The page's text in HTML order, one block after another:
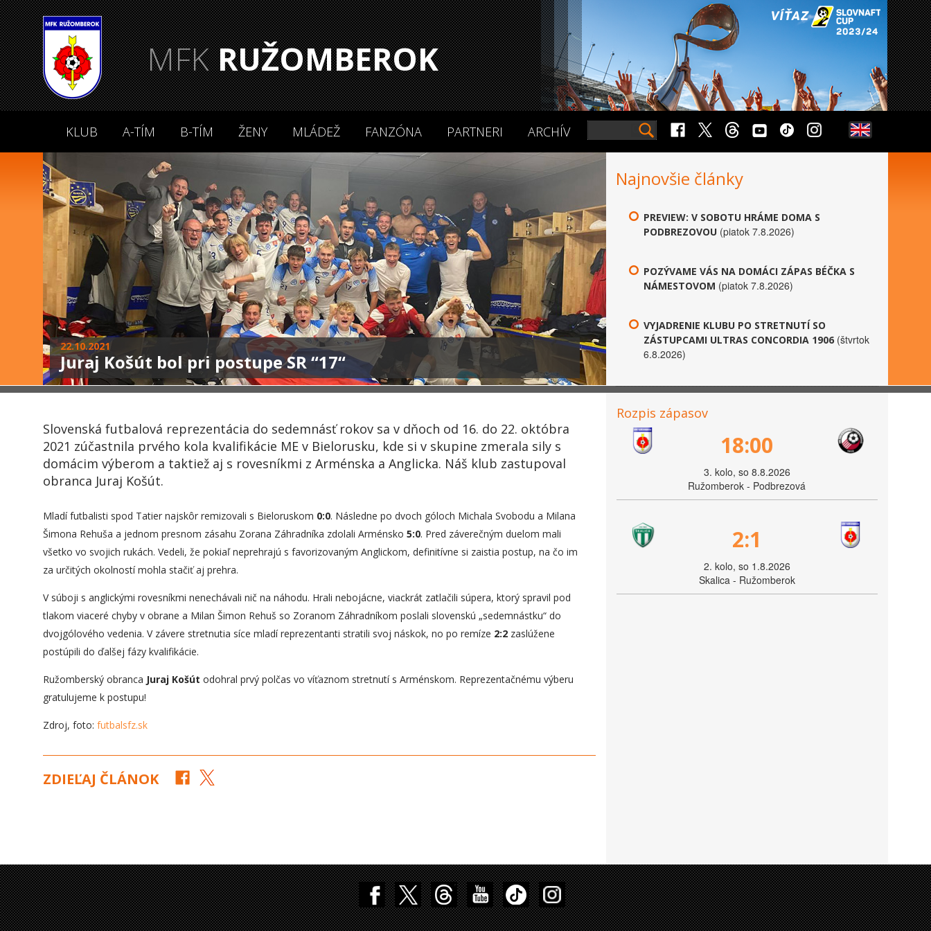
MFKRUŽOMBEROK
KLUB A-TÍM B-TÍM ŽENY MLÁDEŽ FANZÓNA PARTNERI ARCHÍV
22.10.2021
Juraj Košút bol pri postupe SR “17“
Najnovšie články
PREVIEW: V SOBOTU HRÁME DOMA S
PODBREZOVOU (piatok 7.8.2026)
POZÝVAME VÁS NA DOMÁCI ZÁPAS BÉČKA S
NÁMESTOVOM (piatok 7.8.2026)
VYJADRENIE KLUBU PO STRETNUTÍ SO
ZÁSTUPCAMI ULTRAS CONCORDIA 1906 (štvrtok
6.8.2026)
Slovenská futbalová reprezentácia do sedemnásť rokov sa v dňoch od 16. do 22. októbra
2021 zúčastnila prvého kola kvalifikácie ME v Bielorusku, kde si v skupine zmerala sily s
domácim výberom a taktiež aj s rovesníkmi z Arménska a Anglicka. Náš klub zastupoval
obranca Juraj Košút.
Mladí futbalisti spod Tatier najskôr remizovali s Bieloruskom 0:0. Následne po dvoch góloch Michala Svobodu a Milana
Šimona Rehuša a jednom presnom zásahu Zorana Záhradníka zdolali Arménsko 5:0. Pred záverečným duelom mali
všetko vo svojich rukách. Vedeli, že pokiaľ neprehrajú s favorizovaným Anglickom, definitívne si zaistia postup, na čo im
za určitých okolností mohla stačiť aj prehra.
V súboji s anglickými rovesníkmi nenechávali nič na náhodu. Hrali nebojácne, viackrát zatlačili súpera, ktorý spravil pod
tlakom viaceré chyby v obrane a Milan Šimon Rehuš so Zoranom Záhradníkom poslali slovenskú „sedemnástku“ do
dvojgólového vedenia. V závere stretnutia síce mladí reprezentanti stratili svoj náskok, no po remíze 2:2 zaslúžene
postúpili do ďalšej fázy kvalifikácie.
Ružomberský obranca Juraj Košút odohral prvý polčas vo víťaznom stretnutí s Arménskom. Reprezentačnému výberu
gratulujeme k postupu!
Zdroj, foto: futbalsfz.sk
ZDIEĽAJ ČLÁNOK
Rozpis zápasov
18:00
3. kolo, so 8.8.2026
Ružomberok - Podbrezová
2:1
2. kolo, so 1.8.2026
Skalica - Ružomberok